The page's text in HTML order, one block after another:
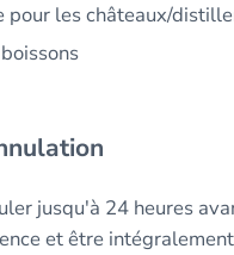
pour les châteaux/
jusqu'à 24 heures
et être intégralement